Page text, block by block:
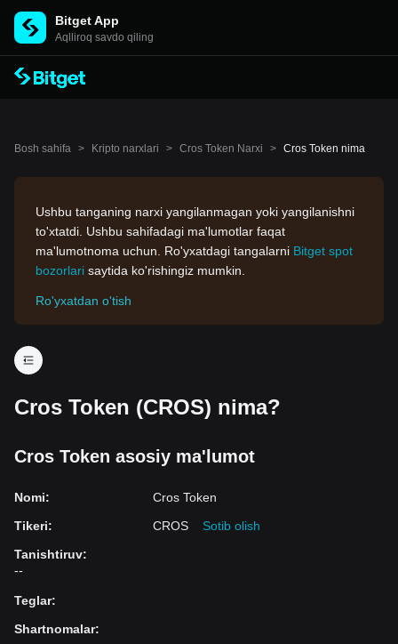
Bitget App
Aqlliroq savdo qiling
Bosh sahifa > Kripto narxlari > Cros Token Narxi > Cros Token nima
Ushbu tanganing narxi yangilanmagan yoki yangilanishni
to'xtatdi. Ushbu sahifadagi ma'lumotlar faqat
ma'lumotnoma uchun. Ro'yxatdagi tangalarni Bitget spot
bozorlari saytida ko'rishingiz mumkin.
Ro'yxatdan o'tish
Cros Token (CROS) nima?
Cros Token asosiy ma'lumot
Nomi:
Cros Token
Tikeri: CROS
Sotib olish
Tanishtiruv:
--
Teglar:
Shartnomalar: